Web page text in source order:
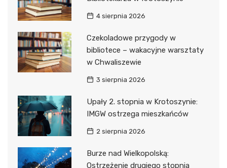
4 sierpnia 2026
Czekoladowe przygody w
bibliotece – wakacyjne warsztaty
w Chwaliszewie
3 sierpnia 2026
Upały 2. stopnia w Krotoszynie:
IMGW ostrzega mieszkańców
2 sierpnia 2026
Burze nad Wielkopolską:
Ostrzeżenie drugiego stopnia